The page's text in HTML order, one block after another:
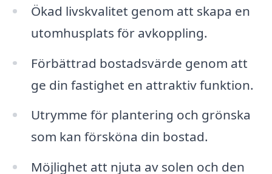
Ökad livskvalitet genom att skapa en
utomhusplats för avkoppling.
Förbättrad bostadsvärde genom att
ge din fastighet en attraktiv funktion.
Utrymme för plantering och grönska
som kan försköna din bostad.
Möjlighet att njuta av solen och den